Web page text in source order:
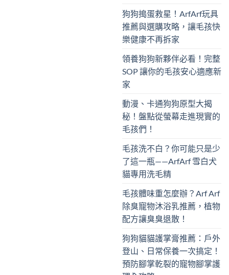
狗狗搗蛋救星！ArfArf玩具
推薦與選購攻略，讓毛孩快
樂健康不再拆家
領養狗狗新夥伴必看！完整
SOP 讓你的毛孩安心適應新
家
動漫、卡通狗狗原型大揭
秘！盤點從螢幕走進現實的
毛孩們！
毛孩洗不白？你可能只是少
了這一瓶——ArfArf 雪白犬
貓專用洗毛精
毛孩體味重怎麼辦？Arf Arf
除臭寵物沐浴乳推薦，植物
配方讓臭臭退散！
狗狗貓貓護掌膏推薦：戶外
登山、日常保養一次搞定！
預防腳掌乾裂的寵物腳掌護